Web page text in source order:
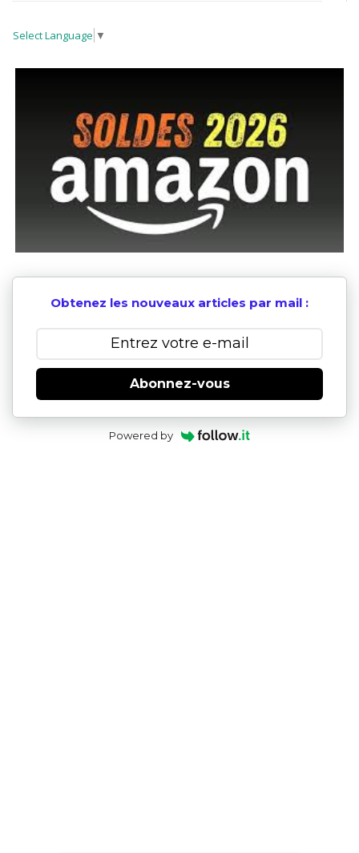
Select Language ▼
Obtenez les nouveaux articles par mail :
Abonnez-vous
Powered by